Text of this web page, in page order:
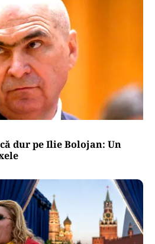
dur pe Ilie Bolojan: Un